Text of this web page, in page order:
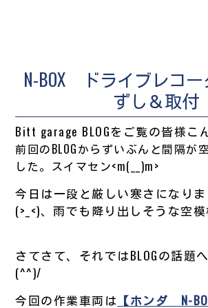
N-BOX ドライブレコ
ずし＆取付
Bitt garage BLOGをご覧の皆様こ
前回のBLOGからずいぶんと間隔が
した。スイマセン<m(__)m>
今日は一段と厳しい寒さになりま
(>_<)、雨でも降り出しそうな空模
さてさて、それではBLOGの話題
(^^)/
今回の作業車両は 【ホンダ N-